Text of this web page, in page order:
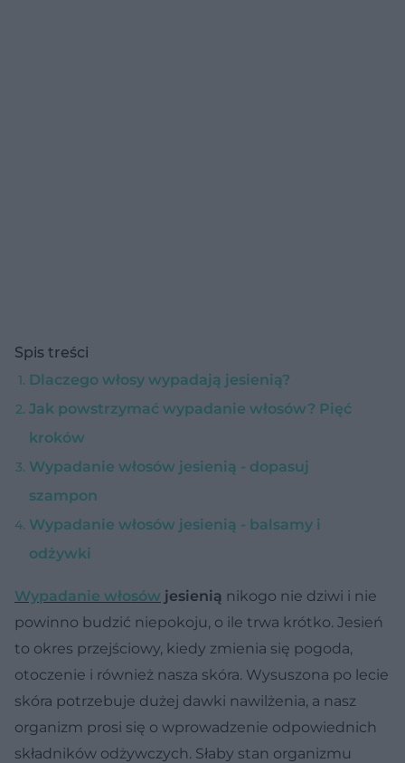
Spis treści
Dlaczego włosy wypadają jesienią?
Jak powstrzymać wypadanie włosów? Pięć
kroków
Wypadanie włosów jesienią - dopasuj
szampon
Wypadanie włosów jesienią - balsamy i
odżywki
Wypadanie włosów jesienią nikogo nie dziwi i nie
powinno budzić niepokoju, o ile trwa krótko. Jesień
to okres przejściowy, kiedy zmienia się pogoda,
otoczenie i również nasza skóra. Wysuszona po lecie
skóra potrzebuje dużej dawki nawilżenia, a nasz
organizm prosi się o wprowadzenie odpowiednich
składników odżywczych. Słaby stan organizmu